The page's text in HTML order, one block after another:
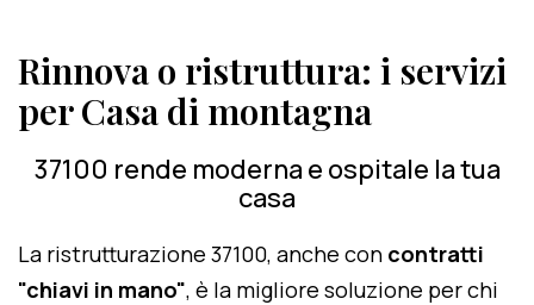
Rinnova o ristruttura: i servizi
per Casa di montagna
37100 rende moderna e ospitale la tua
casa
La ristrutturazione 37100, anche con contratti
"chiavi in mano", è la migliore soluzione per chi